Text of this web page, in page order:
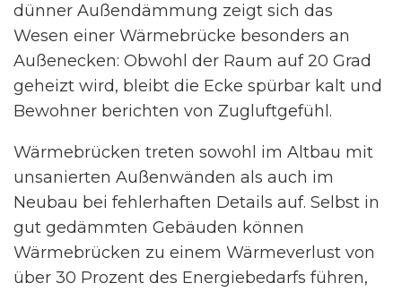
dünner Außendämmung zeigt sich das
Wesen einer Wärmebrücke besonders an
Außenecken: Obwohl der Raum auf 20 Grad
geheizt wird, bleibt die Ecke spürbar kalt und
Bewohner berichten von Zugluftgefühl.
Wärmebrücken treten sowohl im Altbau mit
unsanierten Außenwänden als auch im
Neubau bei fehlerhaften Details auf. Selbst in
gut gedämmten Gebäuden können
Wärmebrücken zu einem Wärmeverlust von
über 30 Prozent des Energiebedarfs führen,